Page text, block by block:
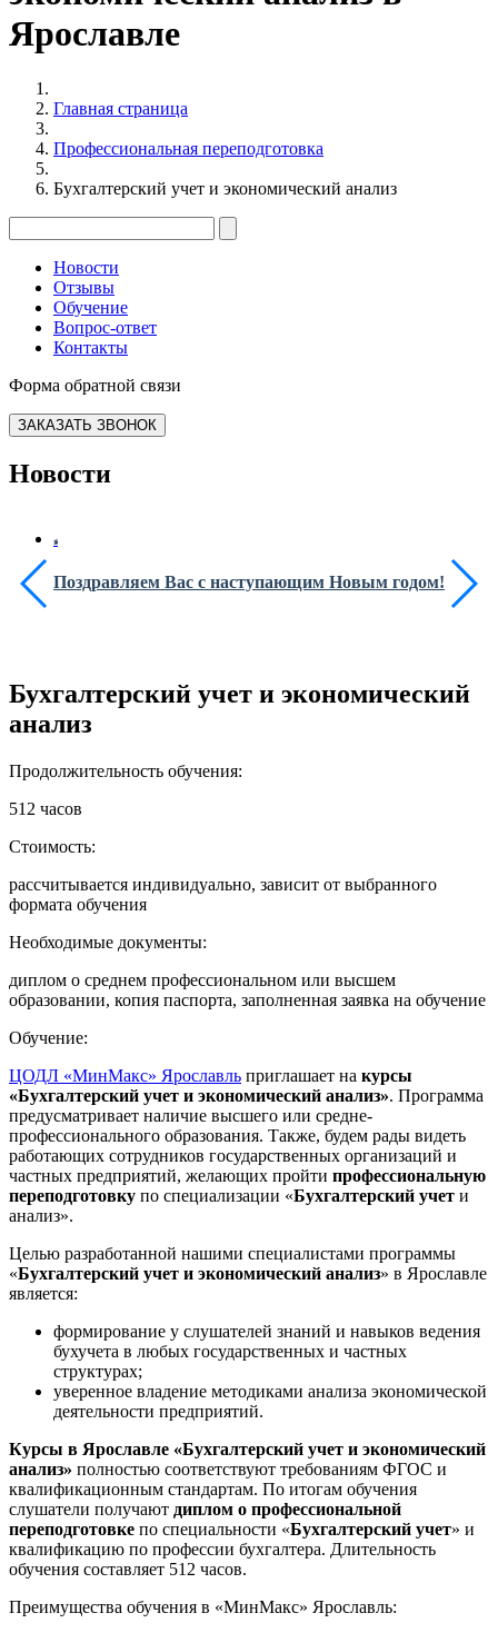
Ярославле
Главная страница
Профессиональная переподготовка
Бухгалтерский учет и экономический анализ
Новости
Отзывы
Обучение
Вопрос-ответ
Контакты
Форма обратной связи
ЗАКАЗАТЬ ЗВОНОК
Новости
Поздравляем Вас с наступающим Новым годом!
Бухгалтерский учет и экономический
анализ
Продолжительность обучения:
512 часов
Стоимость:
рассчитывается индивидуально, зависит от выбранного
формата обучения
Необходимые документы:
диплом о среднем профессиональном или высшем
образовании, копия паспорта, заполненная заявка на обучение
Обучение:
ЦОДЛ «МинМакс» Ярославль приглашает на курсы
«Бухгалтерский учет и экономический анализ». Программа
предусматривает наличие высшего или средне-
профессионального образования. Также, будем рады видеть
работающих сотрудников государственных организаций и
частных предприятий, желающих пройти профессиональную
переподготовку по специализации «Бухгалтерский учет и
анализ».
Целью разработанной нашими специалистами программы
«Бухгалтерский учет и экономический анализ» в Ярославле
является:
формирование у слушателей знаний и навыков ведения
бухучета в любых государственных и частных
структурах;
уверенное владение методиками анализа экономической
деятельности предприятий.
Курсы в Ярославле «Бухгалтерский учет и экономический
анализ» полностью соответствуют требованиям ФГОС и
квалификационным стандартам. По итогам обучения
слушатели получают диплом о профессиональной
переподготовке по специальности «Бухгалтерский учет» и
квалификацию по профессии бухгалтера. Длительность
обучения составляет 512 часов.
Преимущества обучения в «МинМакс» Ярославль: